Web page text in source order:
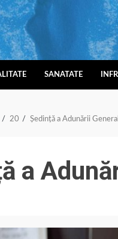
SANATATE
20 Ședință a Adunării
a